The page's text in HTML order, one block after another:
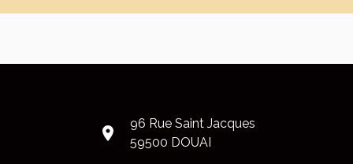
place
96 Rue Saint Jacques
59500 DOUAI